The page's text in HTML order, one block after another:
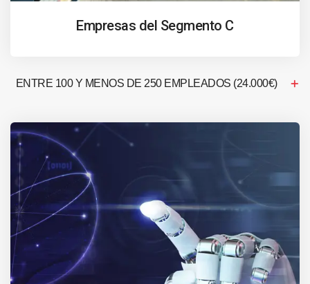
Empresas del Segmento C
ENTRE 100 Y MENOS DE 250 EMPLEADOS (24.000€)